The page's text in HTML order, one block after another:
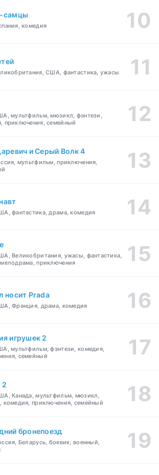
самцы
комедия
США, фантастика, ужасы
мультфильм, мюзикл, фэнтези,
приключения, семейный
и Серый Волк 4
мультфильм, приключения,
фантастика, драма, комедия
Великобритания, ужасы, фантастика,
приключения
носит Prada
Франция, драма, комедия
игрушек 2
мультфильм, фэнтези, комедия,
семейный
2
Канада, мультфильм, мюзикл,
комедия, приключения, семейный
бронепоезд
Беларусь, боевик, военный,